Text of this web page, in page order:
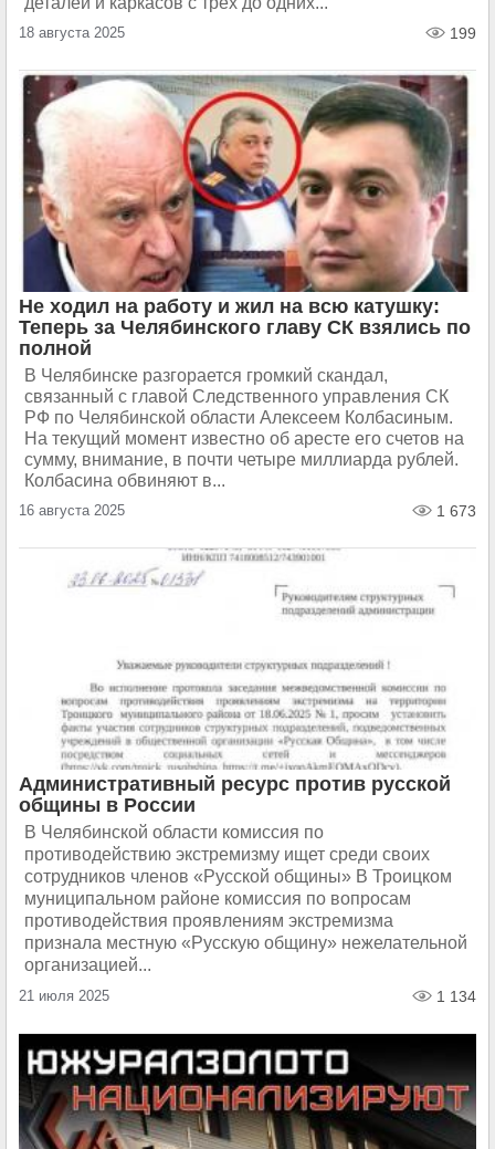
18 августа 2025 199
Не ходил на работу и жил на всю катушку:
Теперь за Челябинского главу СК взялись по
полной
В Челябинске разгорается громкий скандал,
связанный с главой Следственного управления СК
РФ по Челябинской области Алексеем Колбасиным.
На текущий момент известно об аресте его счетов на
сумму, внимание, в почти четыре миллиарда рублей.
Колбасина обвиняют в...
16 августа 2025 1 673
Административный ресурс против русской
общины в России
В Челябинской области комиссия по
противодействию экстремизму ищет среди своих
сотрудников членов «Русской общины» В Троицком
муниципальном районе комиссия по вопросам
противодействия проявлениям экстремизма
признала местную «Русскую общину» нежелательной
организацией...
21 июля 2025 1 134